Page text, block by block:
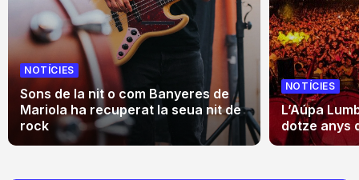
NOTÍCIES
Sons de la nit o com Banyeres de
Mariola ha recuperat la seua nit de
rock
NOTÍCIES
L’Aúpa
dotze anys